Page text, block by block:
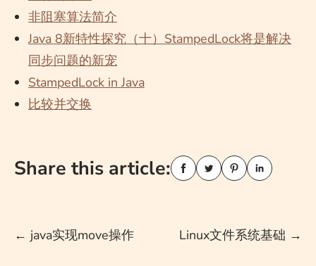
非阻塞算法简介
Java 8新特性探究（十）StampedLock将是解决
同步问题的新宠
StampedLock in Java
比较并交换
Share this article:
Post
← java实现move操作 Linux文件系统基础 →